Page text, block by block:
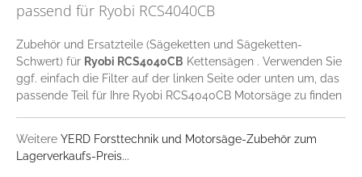
passend für Ryobi RCS4040CB
Zubehör und Ersatzteile (Sägeketten und Sägeketten-
Schwert) für Ryobi RCS4040CB Kettensägen . Verwenden Sie
ggf. einfach die Filter auf der linken Seite oder unten um, das
passende Teil für Ihre Ryobi RCS4040CB Motorsäge zu finden
Weitere YERD Forsttechnik und Motorsäge-Zubehör zum
Lagerverkaufs-Preis...